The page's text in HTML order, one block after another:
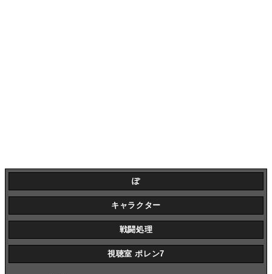
ぽ
キャラクター
戦闘処理
視聴室 ポレン7